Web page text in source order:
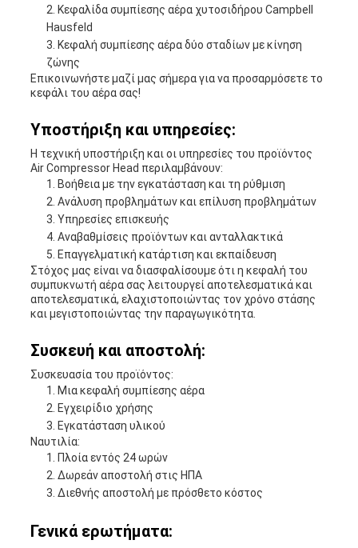
Κεφαλίδα συμπίεσης αέρα χυτοσιδήρου Campbell
Hausfeld
Κεφαλή συμπίεσης αέρα δύο σταδίων με κίνηση
ζώνης
Επικοινωνήστε μαζί μας σήμερα για να προσαρμόσετε το
κεφάλι του αέρα σας!
Υποστήριξη και υπηρεσίες:
Η τεχνική υποστήριξη και οι υπηρεσίες του προϊόντος
Air Compressor Head περιλαμβάνουν:
Βοήθεια με την εγκατάσταση και τη ρύθμιση
Ανάλυση προβλημάτων και επίλυση προβλημάτων
Υπηρεσίες επισκευής
Αναβαθμίσεις προϊόντων και ανταλλακτικά
Επαγγελματική κατάρτιση και εκπαίδευση
Στόχος μας είναι να διασφαλίσουμε ότι η κεφαλή του
συμπυκνωτή αέρα σας λειτουργεί αποτελεσματικά και
αποτελεσματικά, ελαχιστοποιώντας τον χρόνο στάσης
και μεγιστοποιώντας την παραγωγικότητα.
Συσκευή και αποστολή:
Συσκευασία του προϊόντος:
Μια κεφαλή συμπίεσης αέρα
Εγχειρίδιο χρήσης
Εγκατάσταση υλικού
Ναυτιλία:
Πλοία εντός 24 ωρών
Δωρεάν αποστολή στις ΗΠΑ
Διεθνής αποστολή με πρόσθετο κόστος
Γενικά ερωτήματα: